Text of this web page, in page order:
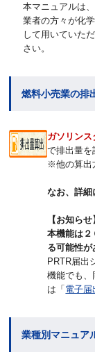
本マニュアルは
業者の方々が化
して用いていた
さい。
燃料小売業の排
ガソリン
で排出量を
※他の算出
なお、詳
【お知らせ
本機能は２
る可能性が
PRTR届出
機能でも、
は「 電子届
業種別マニュア